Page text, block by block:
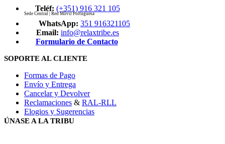
Teléf: (+351) 916 321 105
Sede Central | Red Móvil Portuguesa
WhatsApp: 351 916321105
Email: info@relaxtribe.es
Formulario de Contacto
SOPORTE AL CLIENTE
Formas de Pago
Envío y Entrega
Cancelar y Devolver
Reclamaciones & RAL-RLL
Elogios y Sugerencias
ÚNASE A LA TRIBU